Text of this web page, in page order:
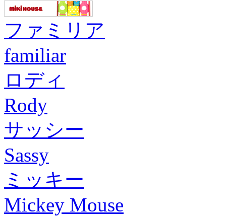
ファミリア
familiar
ロディ
Rody
サッシー
Sassy
ミッキー
Mickey Mouse